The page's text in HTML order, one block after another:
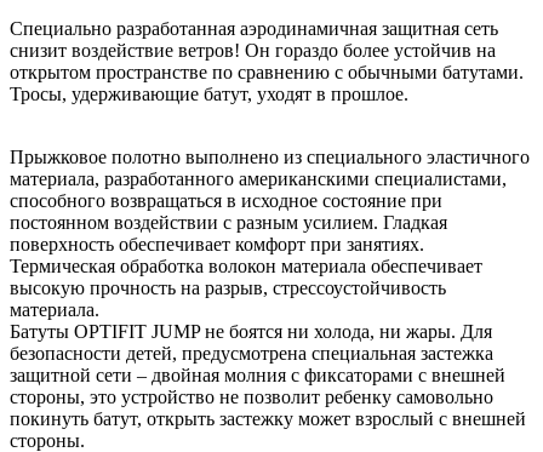
Специально разработанная аэродинамичная защитная сеть
снизит воздействие ветров! Он гораздо более устойчив на
открытом пространстве по сравнению с обычными батутами.
Тросы, удерживающие батут, уходят в прошлое.
Прыжковое полотно выполнено из специального эластичного
материала, разработанного американскими специалистами,
способного возвращаться в исходное состояние при
постоянном воздействии с разным усилием. Гладкая
поверхность обеспечивает комфорт при занятиях.
Термическая обработка волокон материала обеспечивает
высокую прочность на разрыв, стрессоустойчивость
материала.
Батуты OPTIFIT JUMP не боятся ни холода, ни жары. Для
безопасности детей, предусмотрена специальная застежка
защитной сети – двойная молния с фиксаторами с внешней
стороны, это устройство не позволит ребенку самовольно
покинуть батут, открыть застежку может взрослый с внешней
стороны.